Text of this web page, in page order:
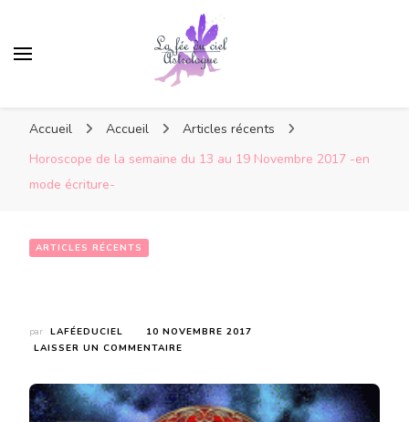
Accueil Accueil
Articles récents
Horoscope de la semaine du 13 au 19 Novembre 2017 -en
mode écriture-
ARTICLES RÉCENTS
par LAFÉEDUCIEL
10 NOVEMBRE 2017
LAISSER UN COMMENTAIRE
LA
SEMAINE